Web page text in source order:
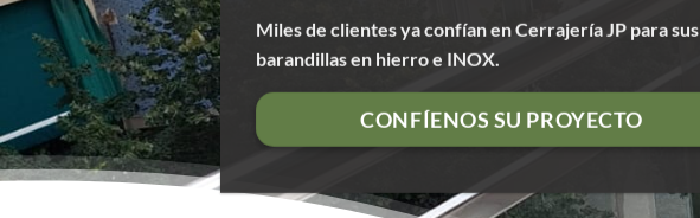
Miles de clientes ya confían en Cerrajería JP para sus
barandillas en hierro e INOX.
CONFÍENOS SU PROYECTO